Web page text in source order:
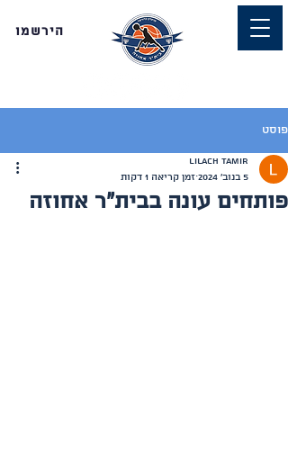
הירשמו
פוסט
פותחים עונה בבית"ר אחוזה
Lilach Tamir
5 בנוב׳ 2024
זמן קריאה 1 דקות